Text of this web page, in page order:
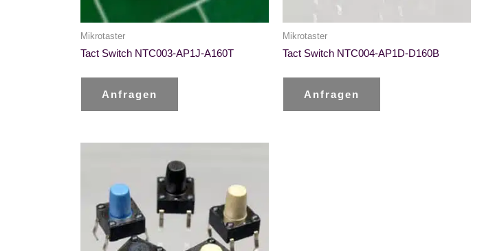
Mikrotaster
Tact Switch NTC003-AP1J-A160T
Anfragen
Mikrotaster
Tact Switch NTC004-AP1D-D160B
Anfragen